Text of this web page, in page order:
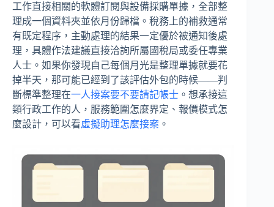
工作直接相關的軟體訂閱與設備採購單據，全部整
理成一個資料夾並依月份歸檔。稅務上的補救通常
有既定程序，主動處理的結果一定優於被通知後處
理，具體作法建議直接洽詢所屬國稅局或委任專業
人士。如果你發現自己每個月光是整理單據就要花
掉半天，那可能已經到了該評估外包的時候——判
斷標準整理在一人接案要不要請記帳士 。想承接這
類行政工作的人，服務範圍怎麼界定、報價模式怎
麼設計，可以看虛擬助理怎麼接案 。